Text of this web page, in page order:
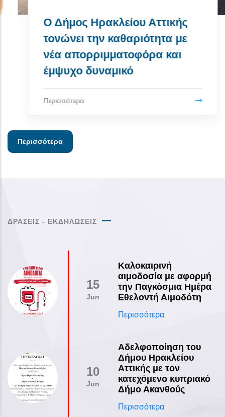
Αττικής
με
Περισσότερα
ΔΡΑΣΕΙΣ - ΕΚΔΗΛΩΣΕΙΣ
15
Jun
Καλοκαιρινή
αιμοδοσία με αφορμή
την Παγκόσμια Ημέρα
Εθελοντή Αιμοδότη
Περισσότερα
10
Jun
Αδελφοποίηση του
Δήμου Ηρακλείου
Αττικής με τον
κατεχόμενο κυπριακό
Δήμο Ακανθούς
Περισσότερα